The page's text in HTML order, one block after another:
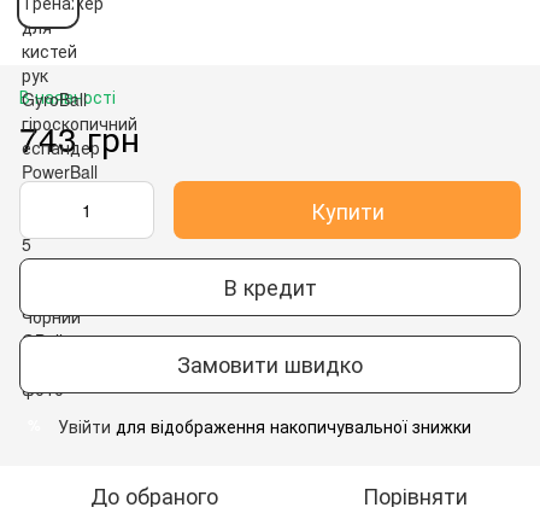
В наявності
743 грн
Купити
В кредит
Замовити швидко
Увійти для відображення накопичувальної знижки
До обраного Порівняти